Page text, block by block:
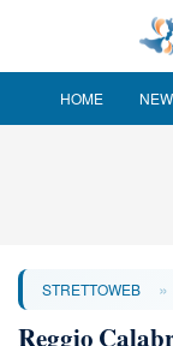
HOME
STRETTOWEB »
Reggio